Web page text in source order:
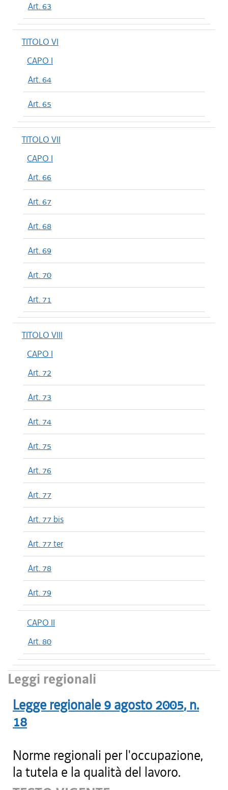
Art. 63
TITOLO VI
CAPO I
Art. 64
Art. 65
TITOLO VII
CAPO I
Art. 66
Art. 67
Art. 68
Art. 69
Art. 70
Art. 71
TITOLO VIII
CAPO I
Art. 72
Art. 73
Art. 74
Art. 75
Art. 76
Art. 77
Art. 77 bis
Art. 77 ter
Art. 78
Art. 79
CAPO II
Art. 80
Leggi regionali
Legge regionale 9 agosto 2005, n.
18
Norme regionali per l'occupazione,
la tutela e la qualità del lavoro.